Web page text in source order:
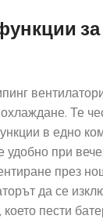
Те
в едно
удобно при
през
да се
пести